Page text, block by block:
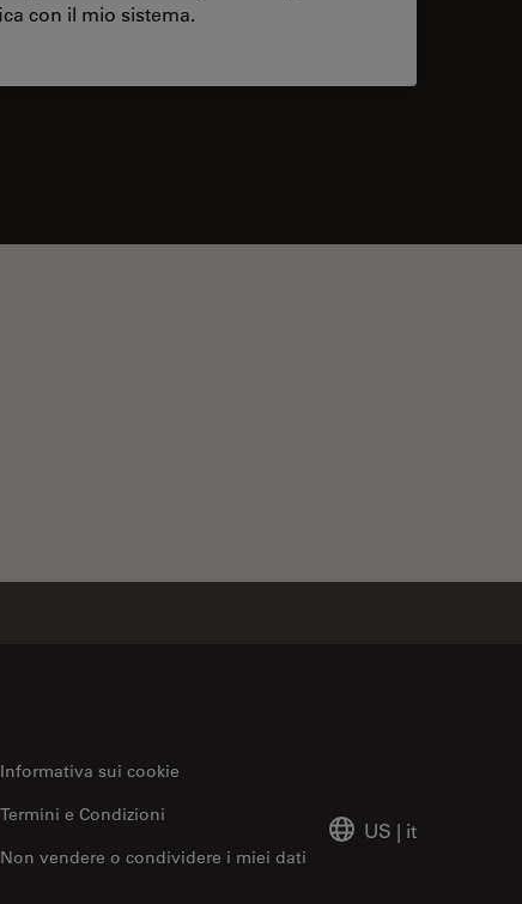
con il mio sistema.
Informativa sui cookie
Non vendere o condividere i miei dati
Termini e Condizioni
US | it